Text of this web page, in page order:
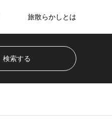
旅散らかしとは